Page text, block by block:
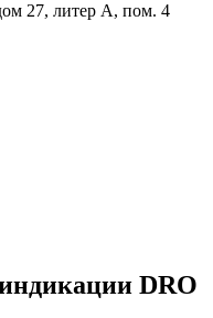
27, литер А, пом. 4
DRO